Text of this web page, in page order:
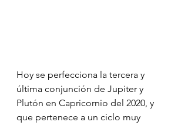
Hoy se perfecciona la tercera y
última conjunción de Jupiter y
Plutón en Capricornio del 2020, y
que pertenece a un ciclo muy